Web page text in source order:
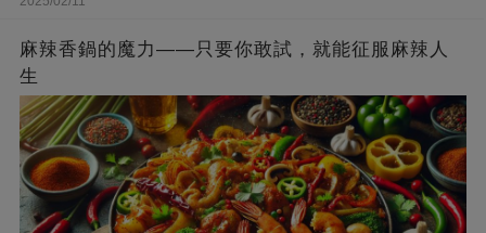
麻辣香鍋的魔力——只要你敢試，就能征服麻辣人
生